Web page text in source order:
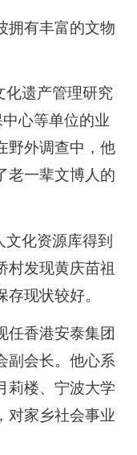
有丰富的文物
遗产管理研究
心等单位的业
野外调查中，他
老一辈文博人的
化资源库得到
村发现黄庆苗祖
现状较好。
香港安泰集团
副会长。他心系
莉楼、宁波大学
对家乡社会事业